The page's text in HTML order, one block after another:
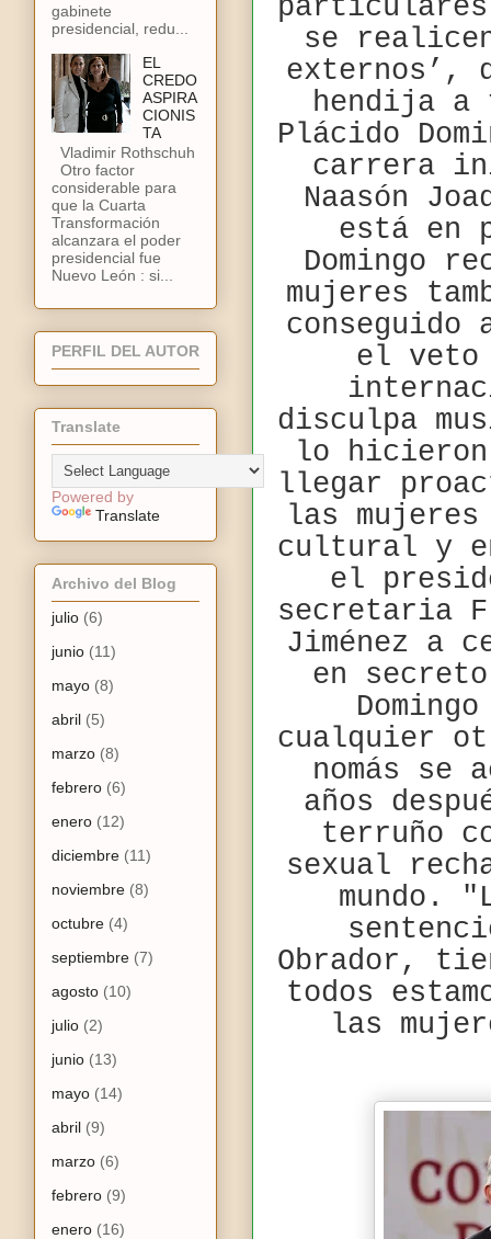
se
externos’,
hendija a
Plácido
carrera
Naasón
está en
Domingo
mujeres
el veto
disculpa
lo hicieron
llegar
las
cultural y
el
secretaria
Jiménez a
en
cualquier
nomás se
años
terruño
sexual
mundo.
Obrador,
todos
las
gabinete
presidencial, redu...
EL
CREDO
ASPIRA
CIONIS
TA
Vladimir Rothschuh
Otro factor
considerable para
que la Cuarta
Transformación
alcanzara el poder
presidencial fue
Nuevo León : si...
PERFIL DEL AUTOR
Translate
Powered by
Translate
Archivo del Blog
julio (6)
junio (11)
mayo (8)
abril (5)
marzo (8)
febrero (6)
enero (12)
diciembre (11)
noviembre (8)
octubre (4)
septiembre (7)
agosto (10)
julio (2)
junio (13)
mayo (14)
abril (9)
marzo (6)
febrero (9)
enero (16)